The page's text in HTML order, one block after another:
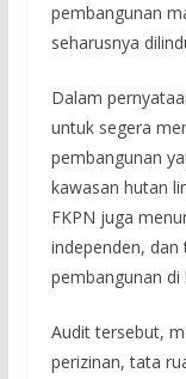
pembangunan
seharusnya
Dalam
untuk segera
pembangunan
kawasan hutan
FKPN juga
independen,
pembangunan di
Audit tersebut,
perizinan, tata